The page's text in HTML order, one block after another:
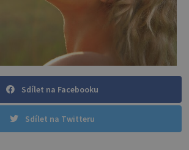
Sdílet na Facebooku
Sdílet na Twitteru